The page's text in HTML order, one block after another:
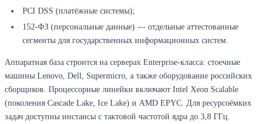
PCI DSS (платёжные системы);
152-ФЗ (персональные данные) — отдельные аттестованные
сегменты для государственных информационных систем.
Аппаратная база строится на серверах Enterprise-класса: стоечные
машины Lenovo, Dell, Supermicro, а также оборудование российских
сборщиков. Процессорные линейки включают Intel Xeon Scalable
(поколения Cascade Lake, Ice Lake) и AMD EPYC. Для ресурсоёмких
задач доступны инстансы с тактовой частотой ядра до 3,8 ГГц.